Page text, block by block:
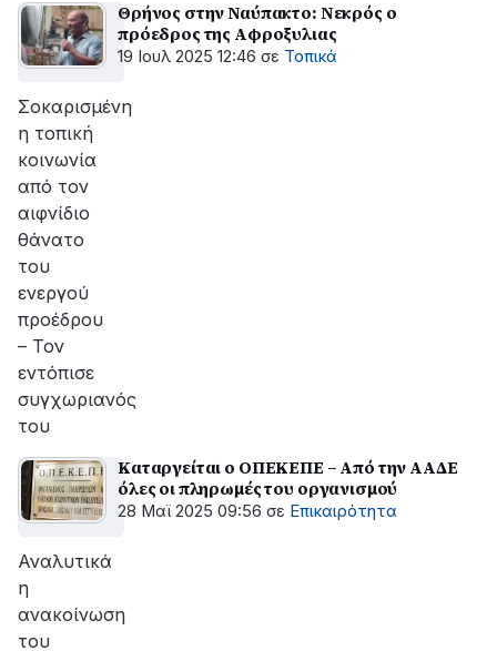
Θρήνος στην Ναύπακτο: Νεκρός ο
πρόεδρος της Αφροξυλιας
19 Ιουλ 2025 12:46 σε Τοπικά
Σοκαρισμένη
η τοπική
κοινωνία
από τον
αιφνίδιο
θάνατο
του
ενεργού
προέδρου
– Τον
εντόπισε
συγχωριανός
του
Καταργείται ο ΟΠΕΚΕΠΕ – Από την ΑΑΔΕ
όλες οι πληρωμές του οργανισμού
28 Μαϊ 2025 09:56 σε Επικαιρότητα
Αναλυτικά
η
ανακοίνωση
του